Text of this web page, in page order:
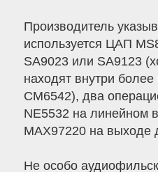
Производитель
используется ЦАП
SA9023 или SA9123
находят внутри
CM6542), два
NE5532 на линейном
MAX97220 на выходе
Не особо